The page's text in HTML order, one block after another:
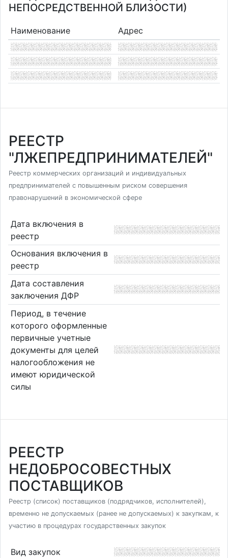
НЕПОСРЕДСТВЕННОЙ БЛИЗОСТИ)
Наименование Адрес
РЕЕСТР
"ЛЖЕПРЕДПРИНИМАТЕЛЕЙ"
Реестр коммерческих организаций и индивидуальных
предпринимателей с повышенным риском совершения
правонарушений в экономической сфере
Дата включения в
реестр
Основания включения в
реестр
Дата составления
заключения ДФР
Период, в течение
которого оформленные
первичные учетные
документы для целей
налогообложения не
имеют юридической
силы
РЕЕСТР
НЕДОБРОСОВЕСТНЫХ
ПОСТАВЩИКОВ
Реестр (список) поставщиков (подрядчиков, исполнителей),
временно не допускаемых (ранее не допускаемых) к закупкам, к
участию в процедурах государственных закупок
Вид закупок